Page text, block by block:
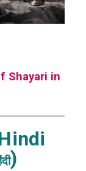
Shayari in
)